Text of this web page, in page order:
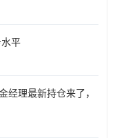
平
理最新持仓来了，